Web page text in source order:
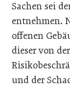
Sachen sei
entnehmen.
offenen
dieser von
und der